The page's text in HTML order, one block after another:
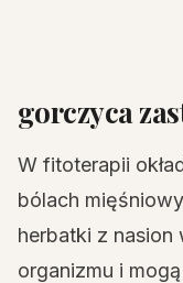
gorczyca
W fitoterapii
bólach
herbatki z nasion
organizmu i